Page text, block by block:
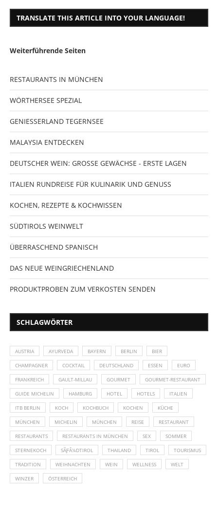
TRANSLATE THIS ARTICLE INTO YOUR LANGUAGE!
Weiterführende Seiten
RESTAURANTS IN MÜNCHEN
WÖRTHERSEE SPEZIAL
GENIESSERLAND TEGERNSEE
MALAYSIA ENTDECKEN
DEUTSCHER WEIN: GROSSE GEWÄCHSE - ERSTE LAGEN
ITALIEN RUNDREISE FÜR KULINARIK UND GENUSS
KOCHEN, REZEPTE & KOCHWISSEN
SÜDTIROLS WEINWELT
ÜBERRASCHEND SPANISCH
DAS NEUE WEINGRIECHENLAND
PRODUKTPROBEN ZUM VERKOSTEN SENDEN
SCHLAGWÖRTER
AUSTRIA AYURVEDA BAYERN BERLIN BIER
CHAMPAGNER COCKTAIL DEUTSCHLAND ESSEN EURO
FRANKREICH GAULT-MILLAU GOURMET GOURMET-RESTAURANT
GUIDE MICHELIN HAMBURG HOTEL HOTELS ITALIEN
ITB BERLIN KOCH KOCHBUCH KOCHEN KÜCHE
MÜNCHEN MICHELIN MÜNCHEN REISE RESTAURANT
RESTAURANTS RESTAURANTS IN MÜNCHEN SEX SOMMER
STERNEKOCH SÃƑÂ¼DTIROL THAILAND TIROL TOURISMUS
TRADITION WEIHNACHTEN WEIN WELLNESS WELT
WINZER ÖSTERREICH